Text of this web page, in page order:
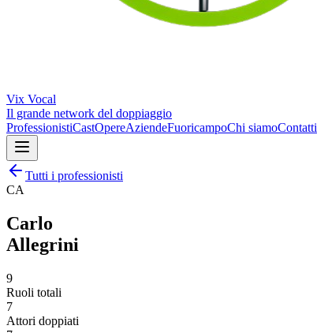
Vix Vocal
Il grande network del doppiaggio
ProfessionistiCastOpereAziendeFuoricampoChi siamoContatti
Tutti i professionisti
CA
Carlo
Allegrini
9
Ruoli totali
7
Attori doppiati